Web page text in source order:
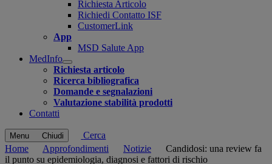
Richiesta Articolo
Richiedi Contatto ISF
CustomerLink
App
MSD Salute App
MedInfo
Open
submenu
Richiesta articolo
Ricerca bibliografica
Domande e segnalazioni
Valutazione stabilità prodotti
Contatti
Menu Chiudi
Cerca
Home
Approfondimenti Notizie
Candidosi: una review fa
il punto su epidemiologia, diagnosi e fattori di rischio